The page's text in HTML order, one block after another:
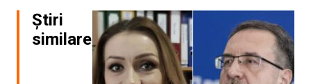
Știri
similare